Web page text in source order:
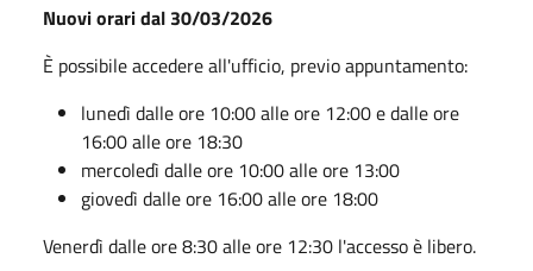
Nuovi orari dal 30/03/2026
È possibile accedere all'ufficio, previo appuntamento:
lunedì dalle ore 10:00 alle ore 12:00 e dalle ore
16:00 alle ore 18:30
mercoledì dalle ore 10:00 alle ore 13:00
giovedì dalle ore 16:00 alle ore 18:00
Venerdì dalle ore 8:30 alle ore 12:30 l'accesso è libero.